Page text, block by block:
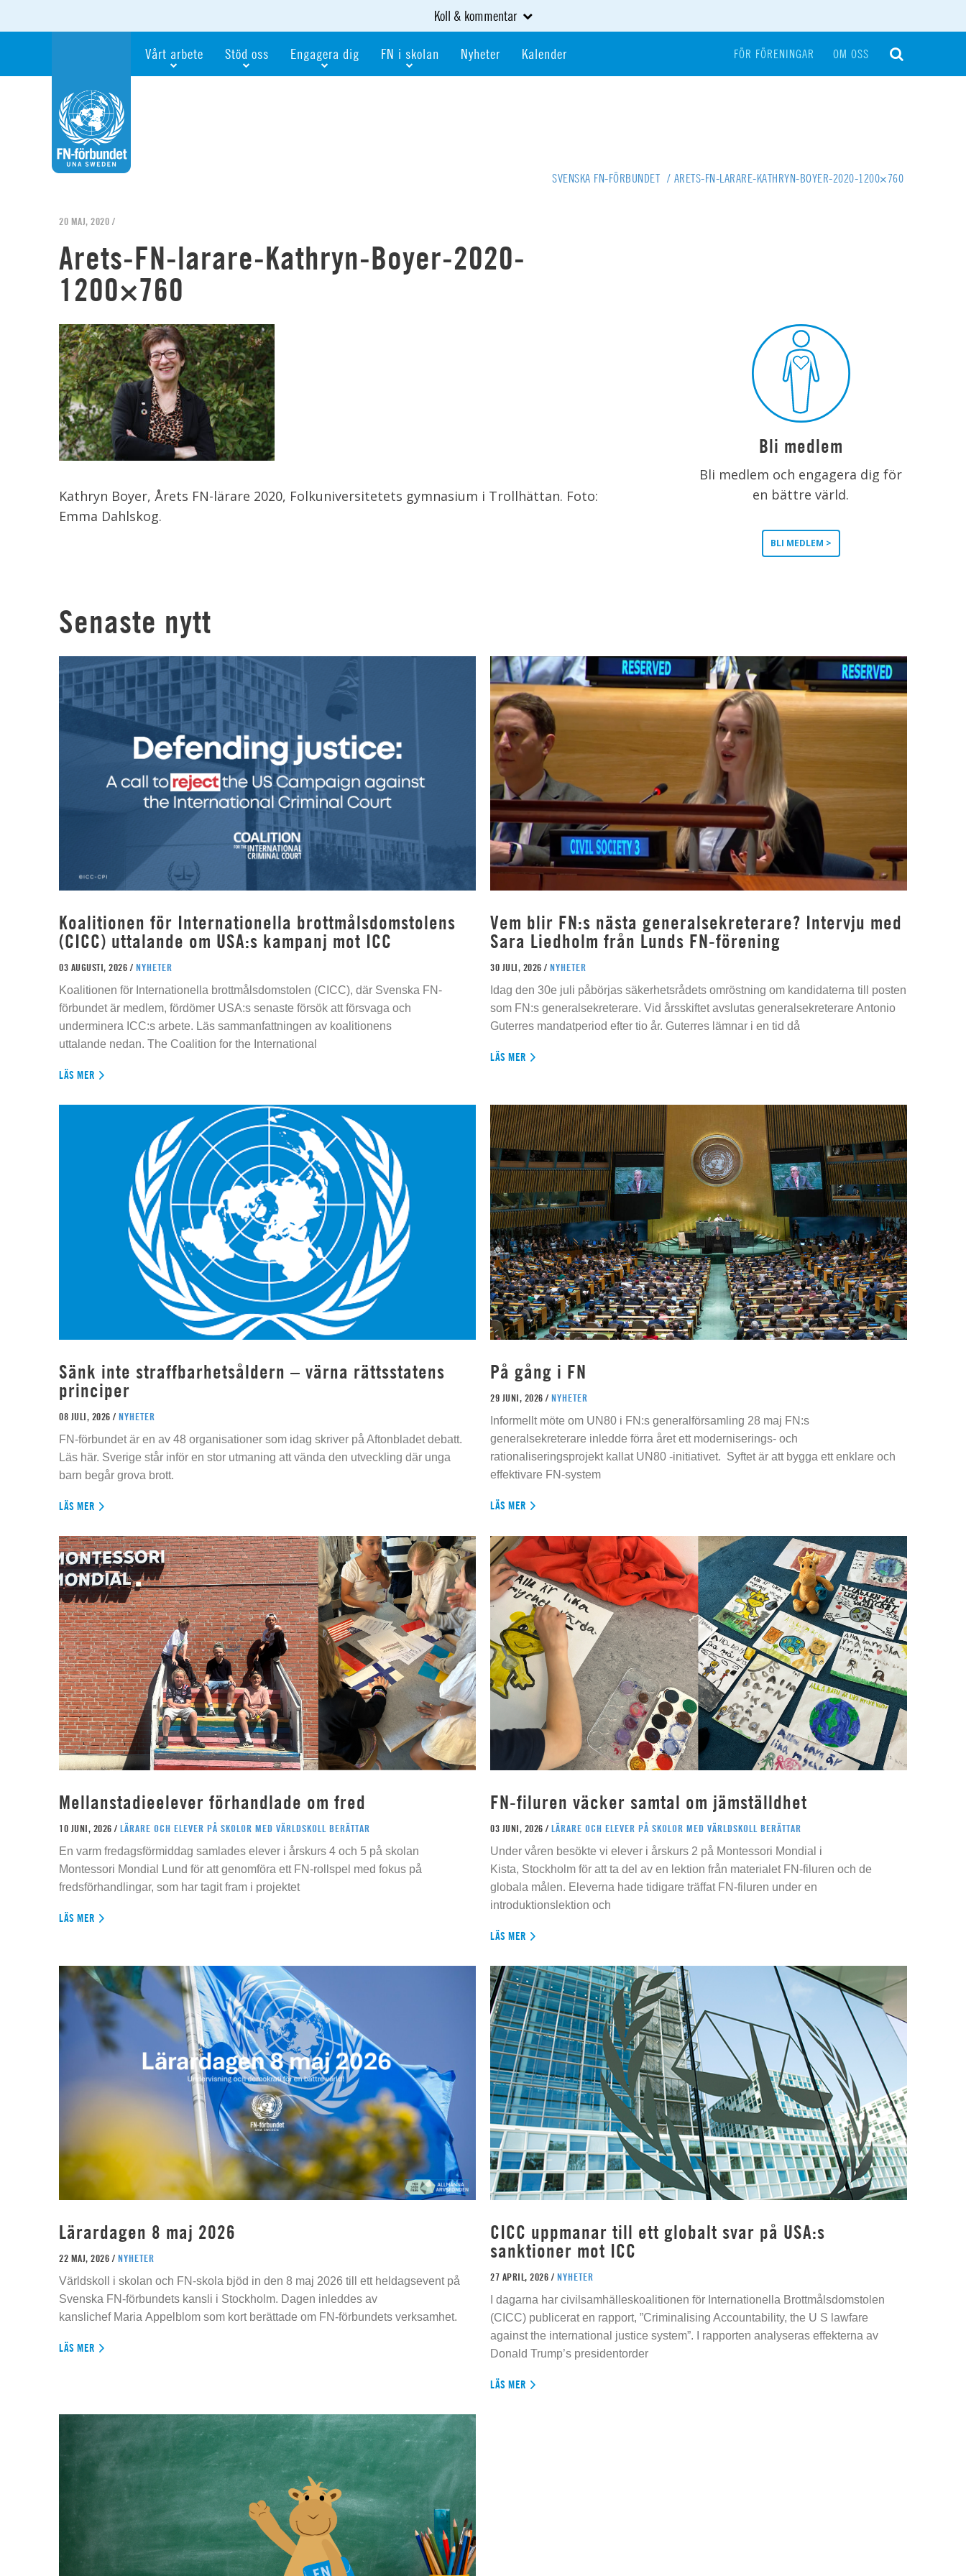
Koll & kommentar
Vårt arbete Stöd oss Engagera dig FN i skolan Nyheter Kalender FÖR FÖRENINGAR OM OSS
SVENSKA FN-FÖRBUNDET / ARETS-FN-LARARE-KATHRYN-BOYER-2020-1200×760
20 MAJ, 2020 /
Arets-FN-larare-Kathryn-Boyer-2020-
1200×760
Kathryn Boyer, Årets FN-lärare 2020, Folkuniversitetets gymnasium i Trollhättan. Foto:
Emma Dahlskog.
Bli medlem
Bli medlem och engagera dig för
en bättre värld.
BLI MEDLEM >
Senaste nytt
Koalitionen för Internationella brottmålsdomstolens
(CICC) uttalande om USA:s kampanj mot ICC
03 AUGUSTI, 2026 / NYHETER
Koalitionen för Internationella brottmålsdomstolen (CICC), där Svenska FN-
förbundet är medlem, fördömer USA:s senaste försök att försvaga och
underminera ICC:s arbete. Läs sammanfattningen av koalitionens
uttalande nedan. The Coalition for the International
LÄS MER
Vem blir FN:s nästa generalsekreterare? Intervju med
Sara Liedholm från Lunds FN-förening
30 JULI, 2026 / NYHETER
Idag den 30e juli påbörjas säkerhetsrådets omröstning om kandidaterna till posten
som FN:s generalsekreterare. Vid årsskiftet avslutas generalsekreterare Antonio
Guterres mandatperiod efter tio år. Guterres lämnar i en tid då
LÄS MER
Sänk inte straffbarhetsåldern – värna rättsstatens
principer
08 JULI, 2026 / NYHETER
FN-förbundet är en av 48 organisationer som idag skriver på Aftonbladet debatt.
Läs här. Sverige står inför en stor utmaning att vända den utveckling där unga
barn begår grova brott.
LÄS MER
På gång i FN
29 JUNI, 2026 / NYHETER
Informellt möte om UN80 i FN:s generalförsamling 28 maj FN:s
generalsekreterare inledde förra året ett moderniserings- och
rationaliseringsprojekt kallat UN80 -initiativet. Syftet är att bygga ett enklare och
effektivare FN-system
LÄS MER
Mellanstadieelever förhandlade om fred
10 JUNI, 2026 / LÄRARE OCH ELEVER PÅ SKOLOR MED VÄRLDSKOLL BERÄTTAR
En varm fredagsförmiddag samlades elever i årskurs 4 och 5 på skolan
Montessori Mondial Lund för att genomföra ett FN-rollspel med fokus på
fredsförhandlingar, som har tagit fram i projektet
LÄS MER
FN-filuren väcker samtal om jämställdhet
03 JUNI, 2026 / LÄRARE OCH ELEVER PÅ SKOLOR MED VÄRLDSKOLL BERÄTTAR
Under våren besökte vi elever i årskurs 2 på Montessori Mondial i
Kista, Stockholm för att ta del av en lektion från materialet FN-filuren och de
globala målen. Eleverna hade tidigare träffat FN-filuren under en
introduktionslektion och
LÄS MER
Lärardagen 8 maj 2026
22 MAJ, 2026 / NYHETER
Världskoll i skolan och FN-skola bjöd in den 8 maj 2026 till ett heldagsevent på
Svenska FN-förbundets kansli i Stockholm. Dagen inleddes av
kanslichef Maria Appelblom som kort berättade om FN-förbundets verksamhet.
LÄS MER
CICC uppmanar till ett globalt svar på USA:s
sanktioner mot ICC
27 APRIL, 2026 / NYHETER
I dagarna har civilsamhälleskoalitionen för Internationella Brottmålsdomstolen
(CICC) publicerat en rapport, ”Criminalising Accountability, the U S lawfare
against the international justice system”. I rapporten analyseras effekterna av
Donald Trump’s presidentorder
LÄS MER